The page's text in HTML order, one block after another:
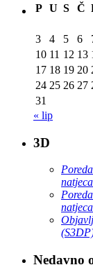
P U S Č
3
4 5 6
10 11 12 13
17 18 19 20
24 25 26 27
31
« lip
3D
Nedavno